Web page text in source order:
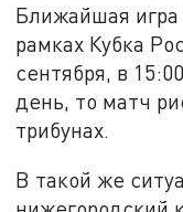
Ближайшая
рамках Кубка
сентября, в
день, то матч
трибунах.
В такой же